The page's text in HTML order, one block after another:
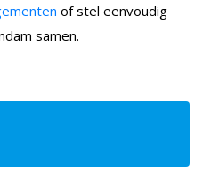
of stel eenvoudig
samen.